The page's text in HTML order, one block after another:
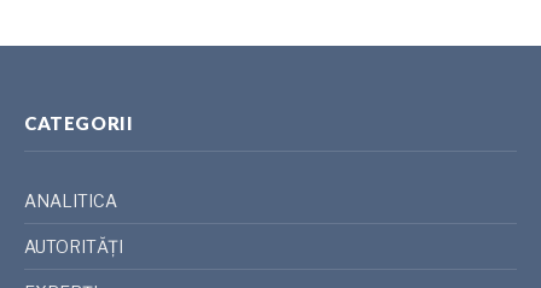
CATEGORII
ANALITICA
AUTORITĂȚI